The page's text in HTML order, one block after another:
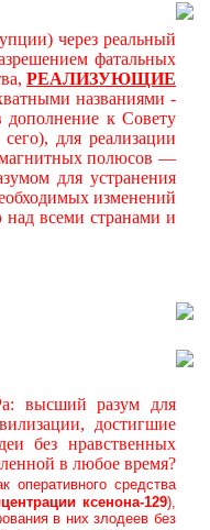
через реальный
фатальных
РЕАЛИЗУЮЩИЕ
названиями -
дополнение к Совету
для реализации
магнитных полюсов —
для устранения
изменений
над всеми странами и
высший разум для
достигшие
без нравственных
в любое время?
средства
ксенона-129),
в них злодеев без